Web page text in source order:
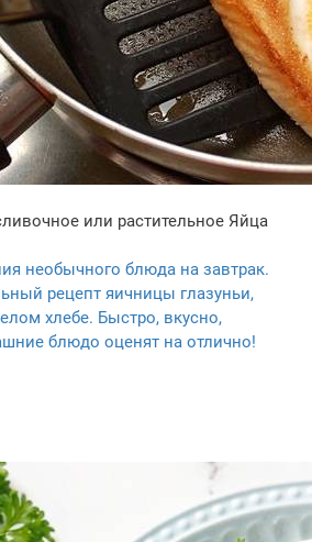
или растительное Яйца
необычного блюда на завтрак.
рецепт яичницы глазуньи,
хлебе. Быстро, вкусно,
блюдо оценят на отлично!